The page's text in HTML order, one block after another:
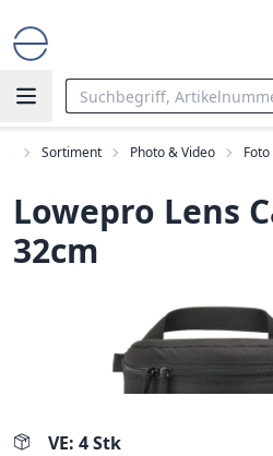
Sortiment Photo & Video
Lowepro Lens
32cm
VE: 4 Stk